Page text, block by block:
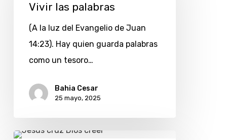
Vivir las palabras
(A la luz del Evangelio de Juan
14:23). Hay quien guarda palabras
como un tesoro…
Bahia Cesar
25 mayo, 2025
Bendición